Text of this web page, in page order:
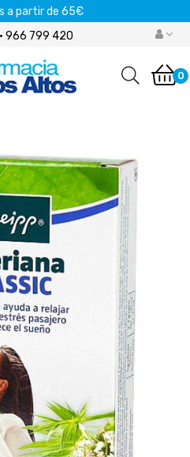
a partir de 65€
966 799 420
0